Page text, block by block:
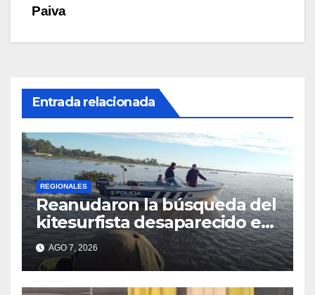
Paiva
Entrada relacionada
REGIONALES
Reanudaron la búsqueda del
kitesurfista desaparecido en
aguas de la Laguna Setúbal
AGO 7, 2026